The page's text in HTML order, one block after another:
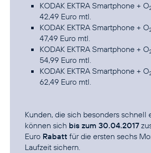
KODAK EKTRA Smartphone + O
42,49 Euro mtl.
KODAK EKTRA Smartphone + O
47,49 Euro mtl.
KODAK EKTRA Smartphone + O
54,99 Euro mtl.
KODAK EKTRA Smartphone + O
62,49 Euro mtl.
Kunden, die sich besonders schnell
können sich bis zum 30.04.2017
Euro Rabatt für die ersten sechs
Laufzeit sichern.